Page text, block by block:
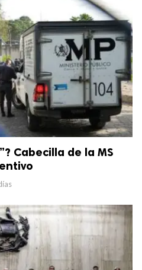
Cabecilla de la MS